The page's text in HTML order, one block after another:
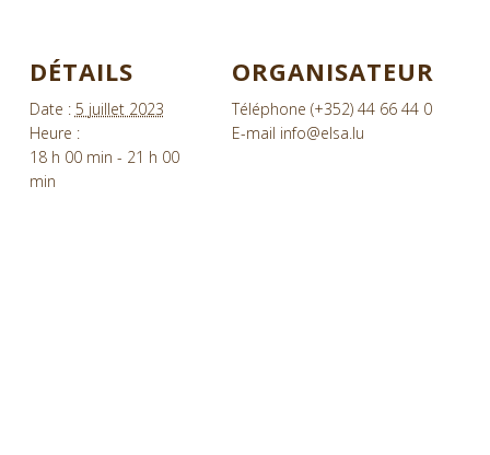
DÉTAILS
Date : 5 juillet 2023
Heure :
18 h 00 min - 21 h 00
min
ORGANISATEUR
Téléphone(+352) 44 66 44 0
E-mail info@elsa.lu